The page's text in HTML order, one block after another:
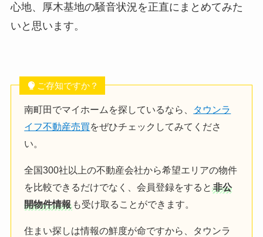
心地、厚木基地の騒音状況を正直にまとめてみた
いと思います。
ご存知ですか？
南町田でマイホームを探しているなら、 タウンラ
イフ不動産売買をぜひチェックしてみてくださ
い。
全国300社以上の不動産会社から希望エリアの物件
を比較できるだけでなく、会員登録をすると非公
開物件情報 も受け取ることができます。
住まい探しは情報の鮮度が命ですから、タウンラ